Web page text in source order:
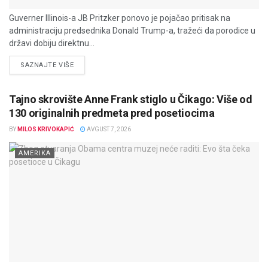
Guverner Illinois-a JB Pritzker ponovo je pojačao pritisak na
administraciju predsednika Donald Trump-a, tražeći da porodice u
državi dobiju direktnu...
SAZNAJTE VIŠEDETAILS
Tajno skrovište Anne Frank stiglo u Čikago: Više od
130 originalnih predmeta pred posetiocima
BY MILOS KRIVOKAPIĆ AVGUST 7, 2026
AMERIKA